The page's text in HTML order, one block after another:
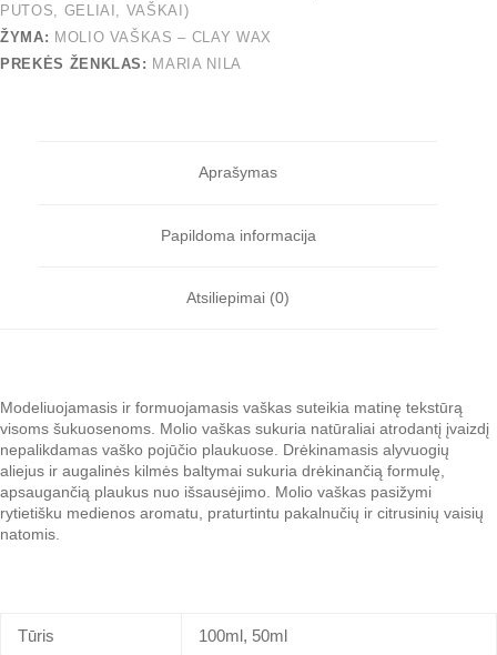
PUTOS, GELIAI, VAŠKAI)
ŽYMA: MOLIO VAŠKAS – CLAY WAX
PREKĖS ŽENKLAS: MARIA NILA
Aprašymas
Papildoma informacija
Atsiliepimai (0)
Modeliuojamasis ir formuojamasis vaškas suteikia matinę tekstūrą
visoms šukuosenoms. Molio vaškas sukuria natūraliai atrodantį įvaizdį
nepalikdamas vaško pojūčio plaukuose. Drėkinamasis alyvuogių
aliejus ir augalinės kilmės baltymai sukuria drėkinančią formulę,
apsaugančią plaukus nuo išsausėjimo. Molio vaškas pasižymi
rytietišku medienos aromatu, praturtintu pakalnučių ir citrusinių vaisių
natomis.
Tūris 100ml, 50ml